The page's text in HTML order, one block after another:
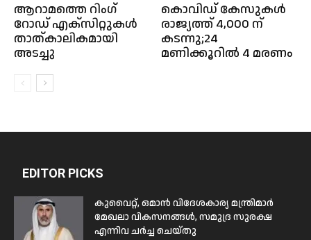
ആറാമത്തെ റിംഗ്
റോഡ് എക്സിറ്റുകൾ
താത്കാലികമായി
അടച്ചു
കൊവിഡ് കേസുകൾ
രാജ്യത്ത് 4,000 ന്
കടന്നു;24
മണിക്കൂറിൽ 4 മരണം
EDITOR PICKS
കുവൈറ്റ്, ഒമാൻ വിദേശകാര്യ മന്ത്രിമാർ
മേഖലാ വികസനങ്ങൾ, സമുദ്ര സുരക്ഷ
എന്നിവ ചർച്ച ചെയ്തു